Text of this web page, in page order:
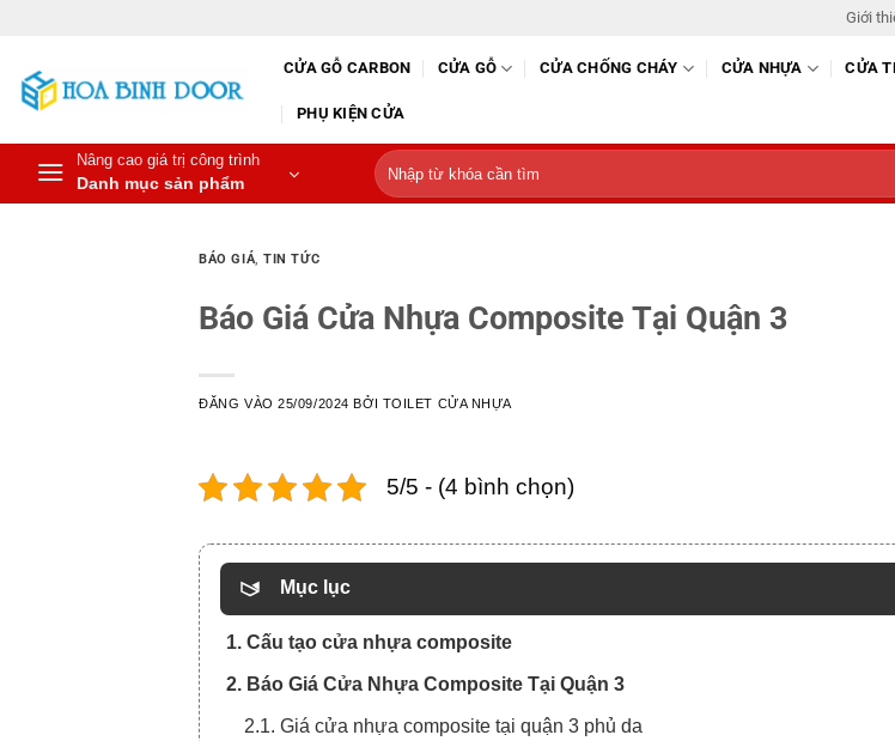
nội
dung
Giới
CỬA GỖ CARBON CỬA GỖ CỬA CHỐNG CHÁY CỬA NHỰA CỬA
PHỤ KIỆN CỬA
Nâng cao giá trị công trình
Danh mục sản phẩm
Tìm
kiếm:
BÁO GIÁ,TIN TỨC
Báo Giá Cửa Nhựa Composite Tại Quận 3
ĐĂNG VÀO25/09/2024 BỞI TOILET CỬA NHỰA
5/5 - (4 bình chọn)
Mục lục
1. Cấu tạo cửa nhựa composite
2. Báo Giá Cửa Nhựa Composite Tại Quận 3
2.1. Giá cửa nhựa composite tại quận 3 phủ da